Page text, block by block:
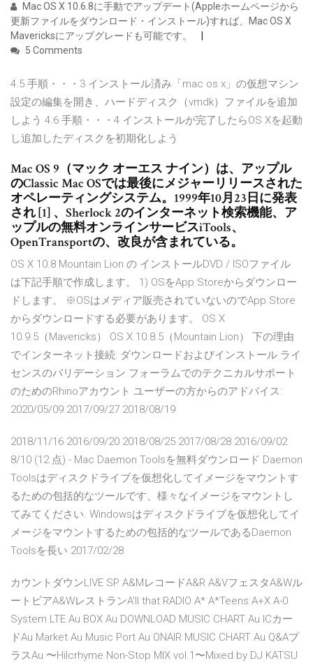
Mac OS X 10.6.8に手動でアップデート(Appleホームページから
更新ファイルをダウンロード・インストール)すれば、Mac OS X
Mavericksにアップグレードも可能です。
5 Comments
4.5 手順・・・3 インストール済み「mac os x」の仮想マシン
設定の編集を開き、ハードディスク（vmdk）ファイルを追加
しよう 4.6 手順・・・4 インストールが完了したらOS Xを起動
し追加したディスクを初期化しよう
Mac OS 9（マック オーエス ナイン）は、アップル
のClassic Mac OSでは最後にメジャーリリースされた
オペレーティングシステム。1999年10月23日に発表
され [1] 、Sherlock 2のインターネット検索機能、ア
ップルの無料オンラインサービスiTools、
OpenTransportの、改良が含まれている。
OS X 10.8 Mountain Lion の インストールDVD / ISOファイル
は下記手順で作成します。 1) OSをApp Storeからダウンロー
ドします。 ※OSはメディア販売されていないのでApp Store
からダウンロードする必要があります。 OS X
10.9.5（Mavericks） OS X 10.8.5（Mountain Lion） 下の理由
でインターネット接続: ダウンロードおよびインストール ライ
センスのバリデーション フォーラムでのテクニカルサポート
のためのRhinoアカウント ユーザーの方からのアドバイス:
2020/05/09 2017/09/27 2018/08/19
2018/11/16 2016/09/20 2018/08/25 2017/08/28 2016/09/02
8/10 (12 点) - Mac Daemon Toolsを無料ダウンロード Daemon
Toolsはディスクドライブを仮想化してイメージをマウントす
るための包括的なツールです、様々なイメージをマウントし
てみてください. Windowsはディスクドライブを仮想化してイ
メージをマウントするための包括的なツールであるDaemon
Toolsを長い 2017/02/28
カウントダウンLIVE SP A&MレコードA&R A&VフェスタA&Wル
ートビアA&WレストランA'll that RADIO A* A*Teens A+X A-0
System LTE Au BOX Au DOWNLOAD MUSIC CHART Au ICカー
ドAu Market Au Music Port Au ONAIR MUSIC CHART Au Q&Aプ
ラスAu 〜Hilcrhyme Non-Stop MIX vol.1〜Mixed by DJ KATSU